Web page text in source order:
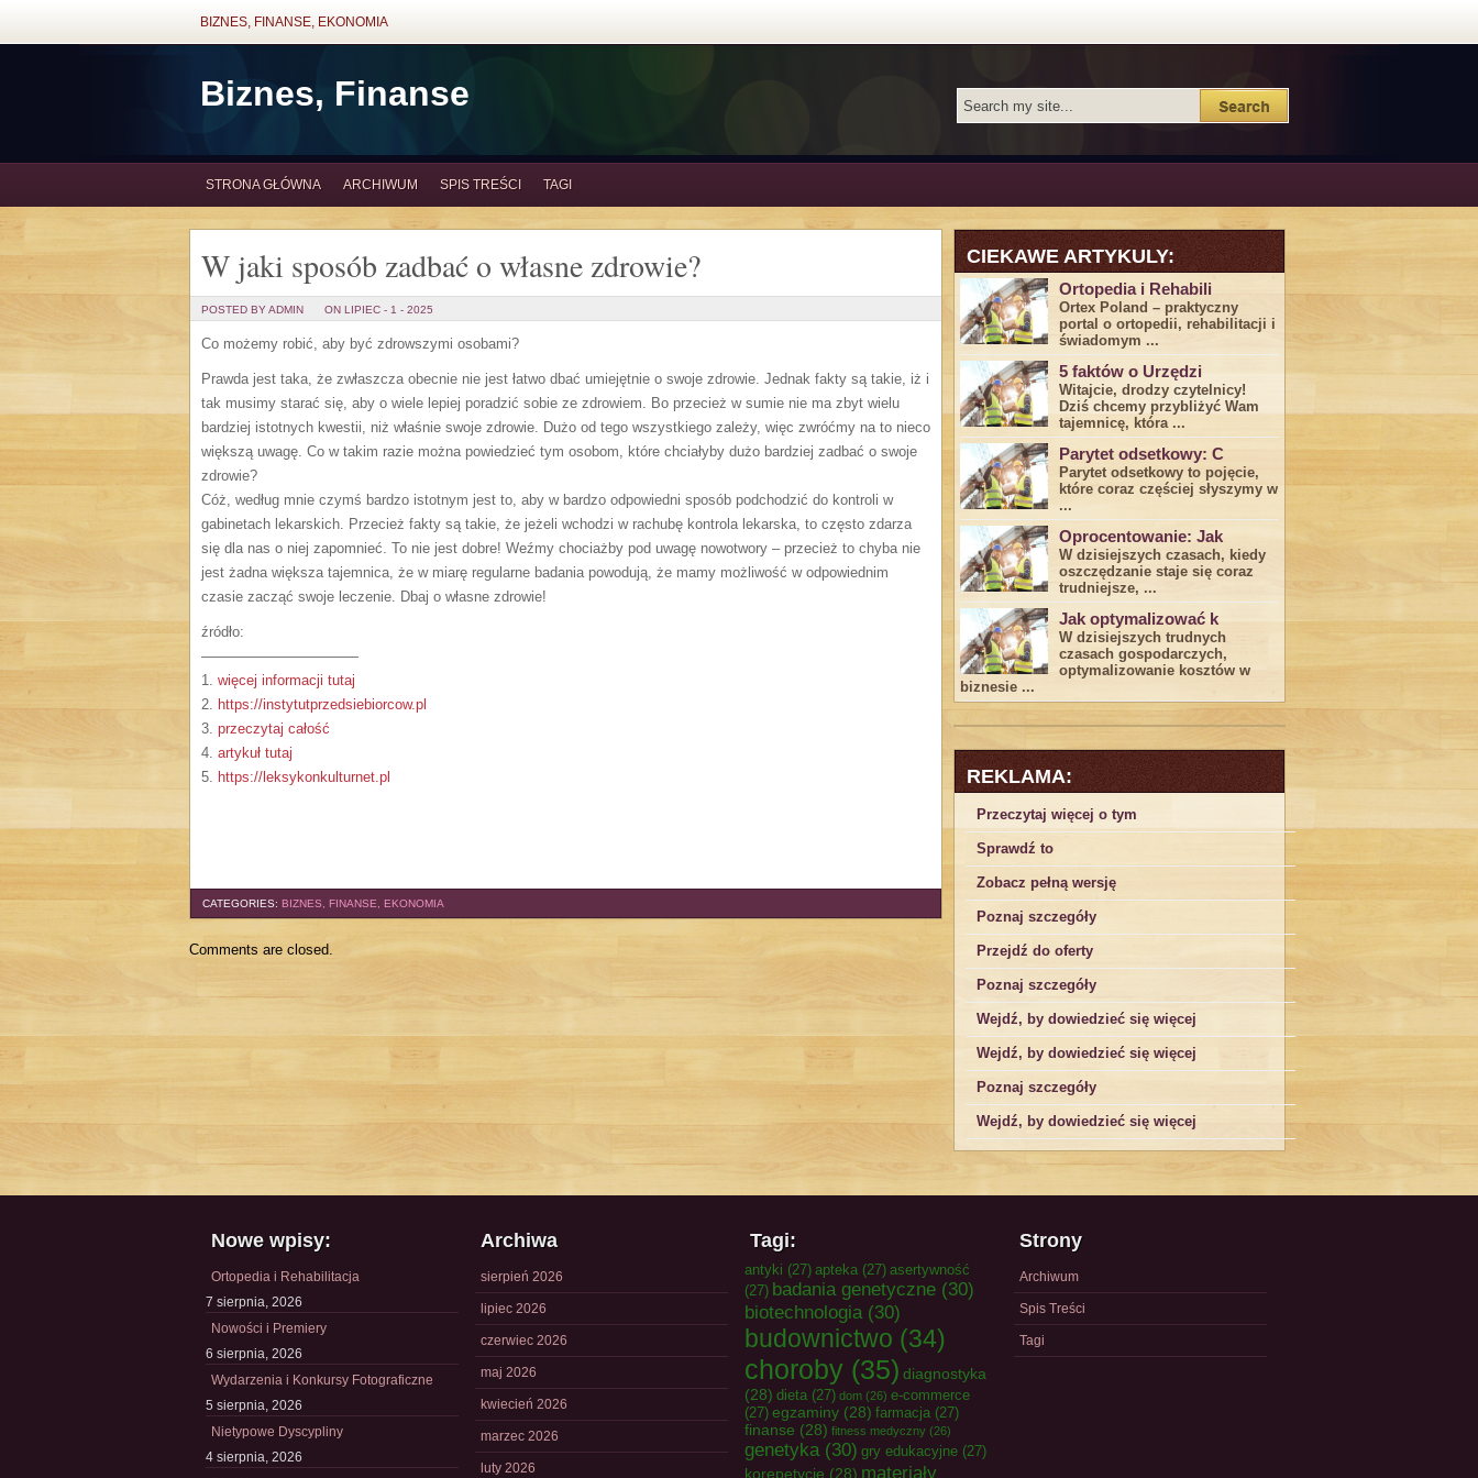
BIZNES, FINANSE, EKONOMIA
Biznes, Finanse
STRONA GŁÓWNA ARCHIWUM SPIS TREŚCI TAGI
W jaki sposób zadbać o własne zdrowie?
POSTED BY ADMIN ON LIPIEC - 1 - 2025
Co możemy robić, aby być zdrowszymi osobami?
Prawda jest taka, że zwłaszcza obecnie nie jest łatwo dbać umiejętnie o swoje zdrowie. Jednak fakty są takie, iż i
tak musimy starać się, aby o wiele lepiej poradzić sobie ze zdrowiem. Bo przecież w sumie nie ma zbyt wielu
bardziej istotnych kwestii, niż właśnie swoje zdrowie. Dużo od tego wszystkiego zależy, więc zwróćmy na to nieco
większą uwagę. Co w takim razie można powiedzieć tym osobom, które chciałyby dużo bardziej zadbać o swoje
zdrowie?
Cóż, według mnie czymś bardzo istotnym jest to, aby w bardzo odpowiedni sposób podchodzić do kontroli w
gabinetach lekarskich. Przecież fakty są takie, że jeżeli wchodzi w rachubę kontrola lekarska, to często zdarza
się dla nas o niej zapomnieć. To nie jest dobre! Weźmy chociażby pod uwagę nowotwory – przecież to chyba nie
jest żadna większa tajemnica, że w miarę regularne badania powodują, że mamy możliwość w odpowiednim
czasie zacząć swoje leczenie. Dbaj o własne zdrowie!
źródło:
———————————
1. więcej informacji tutaj
2. https://instytutprzedsiebiorcow.pl
3. przeczytaj całość
4. artykuł tutaj
5. https://leksykonkulturnet.pl
CATEGORIES: BIZNES, FINANSE, EKONOMIA
Comments are closed.
CIEKAWE ARTYKULY:
Ortopedia i Rehabili
Ortex Poland – praktyczny
portal o ortopedii, rehabilitacji i
świadomym ...
5 faktów o Urzędzi
Witajcie, drodzy czytelnicy!
Dziś chcemy przybliżyć ⁣Wam ​
tajemnicę,⁤ która ...
Parytet odsetkowy: C
Parytet odsetkowy to pojęcie,
które coraz częściej słyszymy w
...
Oprocentowanie: Jak
W dzisiejszych czasach, kiedy
‍oszczędzanie​ staje się coraz
trudniejsze,⁣ ...
Jak optymalizować k
W dzisiejszych trudnych⁤
czasach gospodarczych,
optymalizowanie ‌kosztów w
biznesie ...
REKLAMA:
Przeczytaj więcej o tym
Sprawdź to
Zobacz pełną wersję
Poznaj szczegóły
Przejdź do oferty
Poznaj szczegóły
Wejdź, by dowiedzieć się więcej
Wejdź, by dowiedzieć się więcej
Poznaj szczegóły
Wejdź, by dowiedzieć się więcej
Nowe wpisy:
Ortopedia i Rehabilitacja
7 sierpnia, 2026
Nowości i Premiery
6 sierpnia, 2026
Wydarzenia i Konkursy Fotograficzne
5 sierpnia, 2026
Nietypowe Dyscypliny
4 sierpnia, 2026
Archiwa
sierpień 2026
lipiec 2026
czerwiec 2026
maj 2026
kwiecień 2026
marzec 2026
luty 2026
Tagi:
antyki (27) apteka (27) asertywność
(27) badania genetyczne (30)
biotechnologia(30)
budownictwo (34)
choroby (35) diagnostyka
(28) dieta (27) dom (26) e-commerce
(27) egzaminy (28) farmacja (27)
finanse (28) fitness medyczny (26)
genetyka(30) gry edukacyjne (27)
korepetycje (28) materiały
Strony
Archiwum
Spis Treści
Tagi